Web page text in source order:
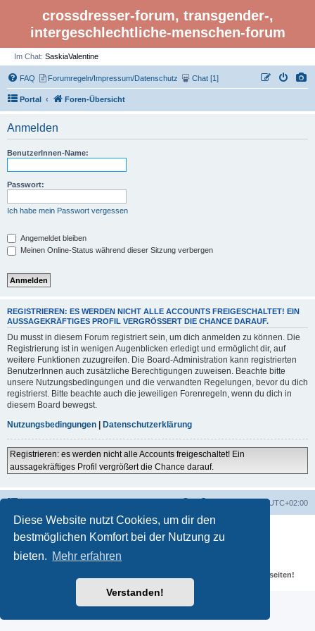
Diese Website nutzt Cookies, um dir den
bestmöglichen Komfort bei der Nutzung zu
bieten. Mehr erfahren
Verstanden!
crossdresser-forum, transgender-,
intergeschlechtliche-menschen-forum
Im Chat: SaskiaValentine
FAQ Forumregeln/Impressum/Datenschutz Chat [1]
Portal Foren-Übersicht
Anmelden
BenutzerInnen-Name:
Passwort:
Ich habe mein Passwort vergessen
Angemeldet bleiben
Meinen Online-Status während dieser Sitzung verbergen
REGISTRIEREN: ES WERDEN NICHT ALLE ACCOUNTS FREIGESCHALTET! EIN
AUSSAGEKRÄFTIGES PROFIL VERGRÖSSERT DIE CHANCE DARAUF.
Du musst in diesem Forum registriert sein, um dich anmelden zu können. Die
Registrierung ist in wenigen Augenblicken erledigt und ermöglicht dir, auf
weitere Funktionen zuzugreifen. Die Board-Administration kann registrierten
BenutzerInnen auch zusätzliche Berechtigungen zuweisen. Beachte bitte
unsere Nutzungsbedingungen und die verwandten Regelungen, bevor du dich
registrierst. Bitte beachte auch die jeweiligen Forenregeln, wenn du dich in
diesem Board bewegst.
Nutzungsbedingungen
Datenschutzerklärung
Registrieren: es werden nicht alle Accounts freigeschaltet! Ein
aussagekräftiges Profil vergrößert die Chance darauf.
UTC+02:00
® Forum Software © phpBB Limited
Deutsche Übersetzung durchphpBB.de
Datenschutz
Datenschutzbestimmungen und weiteren Regeln der externen Webseiten!